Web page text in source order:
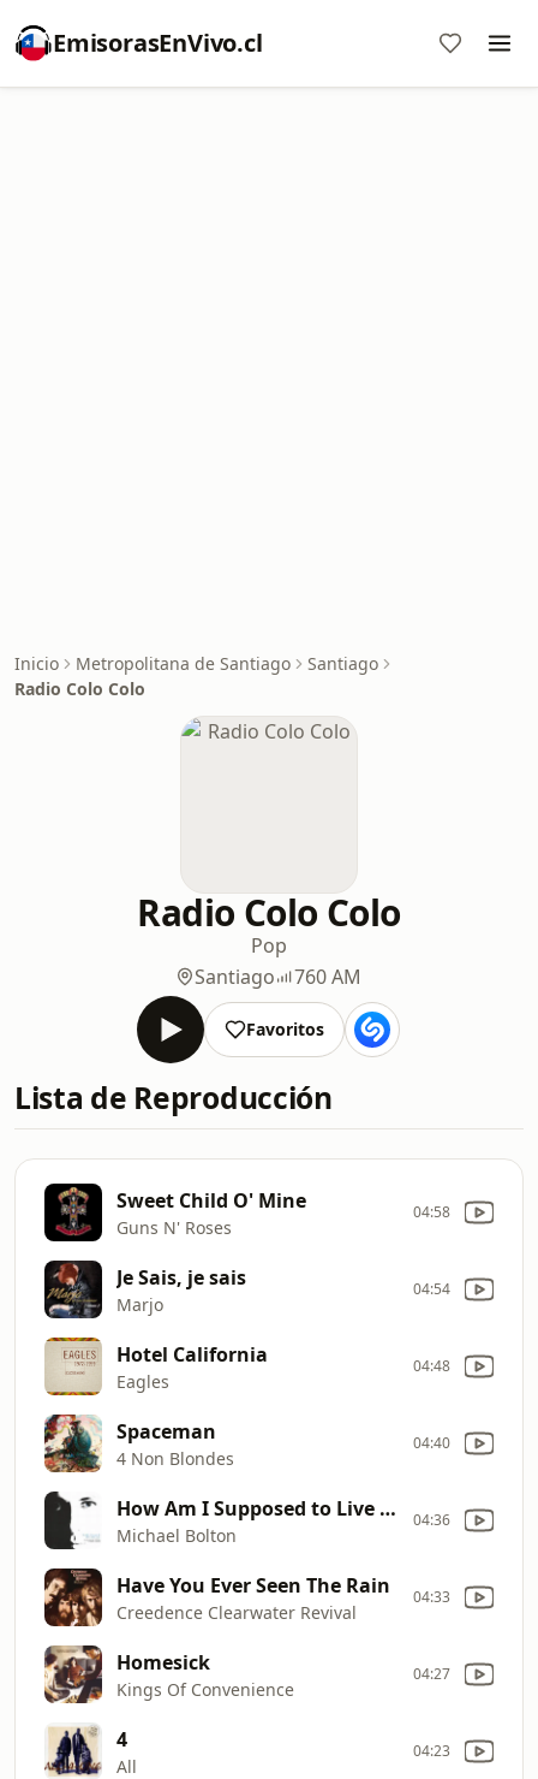
EmisorasEnVivo.cl
Inicio Metropolitana de Santiago
Santiago
Radio Colo Colo
Radio Colo Colo
Pop
Santiago
760 AM
Favoritos
Lista de Reproducción
Sweet Child O' Mine
Guns N' Roses
04:58
Je Sais, je sais
Marjo
04:54
Hotel California
Eagles
04:48
Spaceman
4 Non Blondes
04:40
How Am I Supposed to Live Without You
Michael Bolton
04:36
Have You Ever Seen The Rain
Creedence Clearwater Revival
04:33
Homesick
Kings Of Convenience
04:27
4
All
04:23